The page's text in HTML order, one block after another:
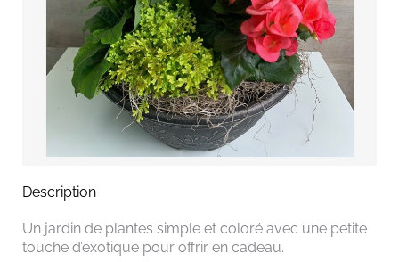
Description
Un jardin de plantes simple et coloré avec une petite
touche d’exotique pour offrir en cadeau.